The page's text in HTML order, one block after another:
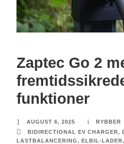
Zaptec Go 2
funktioner
AUGUST 6, 2025 RYBBER
BIDIRECTIONAL EV CHARGER,
LASTBALANCERING, ELBIL-LADER,